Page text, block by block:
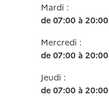
Mardi :
de 07:00 à 20:00
Mercredi :
de 07:00 à 20:00
Jeudi :
de 07:00 à 20:00